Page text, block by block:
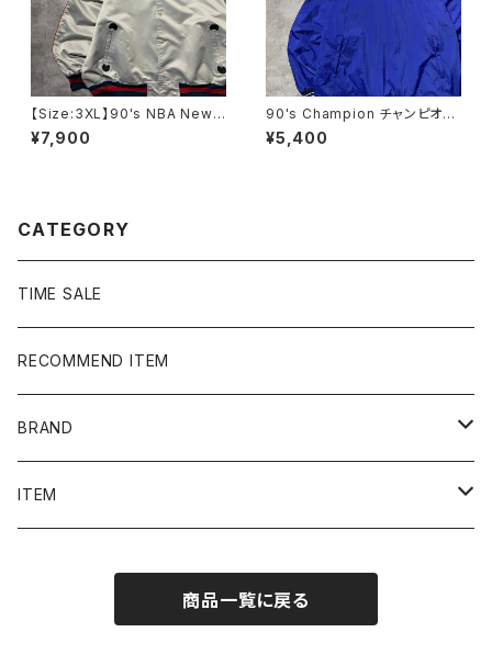
【Size:3XL】90's NBA New J
ersey NETS ニュージャージ
ー・ネッツ 刺繍両面ロゴ ライ
¥7,900
90's Champion チャンピオ
ン 刺繍ロゴ ローカルテニス
チーム ラインリブ ブルー
¥5,400
CATEGORY
TIME SALE
RECOMMEND ITEM
BRAND
NIKE
ITEM
商品一覧に戻る